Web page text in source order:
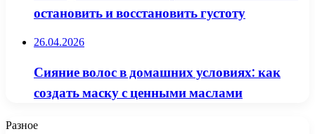
остановить и восстановить густоту
26.04.2026
Сияние волос в домашних условиях: как
создать маску с ценными маслами
Разное